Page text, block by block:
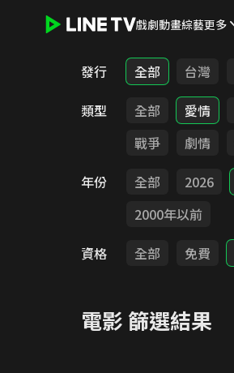
戲劇動畫綜藝更多
發行 全部 台灣
類型
全部 愛情
戰爭
劇情
年份
全部 2026
2000年以前
資格
全部 免費
電影 篩選結果